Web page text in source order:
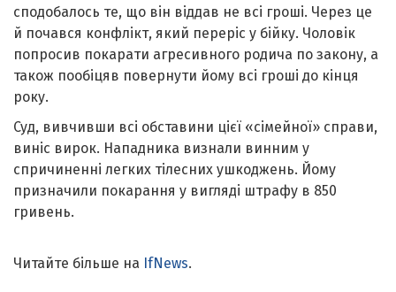
сподобалось те, що він віддав не всі гроші. Через це
й почався конфлікт, який переріс у бійку. Чоловік
попросив покарати агресивного родича по закону, а
також пообіцяв повернути йому всі гроші до кінця
року.
Суд, вивчивши всі обставини цієї «сімейної» справи,
виніс вирок. Нападника визнали винним у
спричиненні легких тілесних ушкоджень. Йому
призначили покарання у вигляді штрафу в 850
гривень.
Читайте більше на IfNews.